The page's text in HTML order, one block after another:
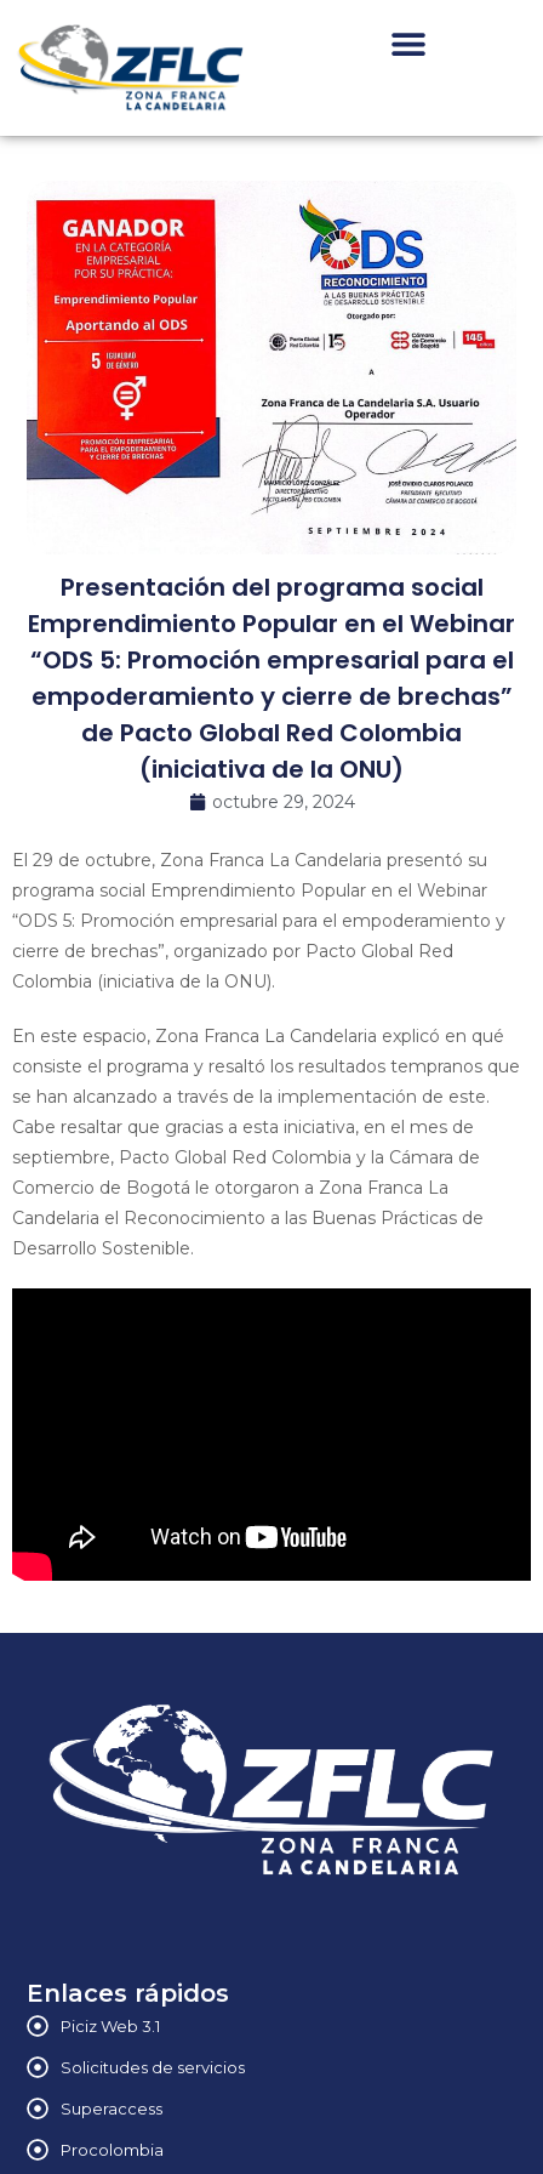
Presentación del programa social
Emprendimiento Popular en el Webinar
“ODS 5: Promoción empresarial para el
empoderamiento y cierre de brechas”
de Pacto Global Red Colombia
(iniciativa de la ONU)
octubre 29, 2024
El 29 de octubre, Zona Franca La Candelaria presentó su
programa social Emprendimiento Popular en el Webinar
“ODS 5: Promoción empresarial para el empoderamiento y
cierre de brechas”, organizado por Pacto Global Red
Colombia (iniciativa de la ONU).
En este espacio, Zona Franca La Candelaria explicó en qué
consiste el programa y resaltó los resultados tempranos que
se han alcanzado a través de la implementación de este.
Cabe resaltar que gracias a esta iniciativa, en el mes de
septiembre, Pacto Global Red Colombia y la Cámara de
Comercio de Bogotá le otorgaron a Zona Franca La
Candelaria el Reconocimiento a las Buenas Prácticas de
Desarrollo Sostenible.
Enlaces rápidos
Piciz Web 3.1
Solicitudes de servicios
Superaccess
Procolombia